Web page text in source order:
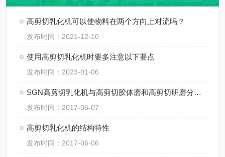
高剪切乳化机可以使物料在两个方向上对流吗？
发布时间：2021-12-10
使用高剪切乳化机时要多注意以下要点
发布时间：2023-01-06
SGN高剪切乳化机与高剪切胶体磨和高剪切研磨分散机的区别
发布时间：2017-06-07
高剪切乳化机的结构特性
发布时间：2017-06-06